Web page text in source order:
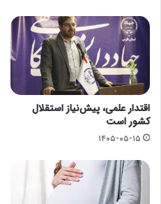
اقتدار علمی، پیش‌نیاز استقلال
کشور است
۱۴۰۵-۰۵-۱۵